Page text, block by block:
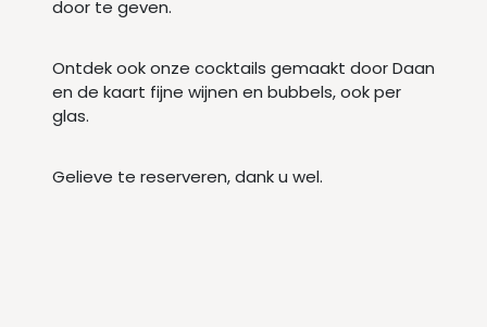
door te geven.
Ontdek ook onze cocktails gemaakt door Daan
en de kaart fijne wijnen en bubbels, ook per
glas.
Gelieve te reserveren, dank u wel.